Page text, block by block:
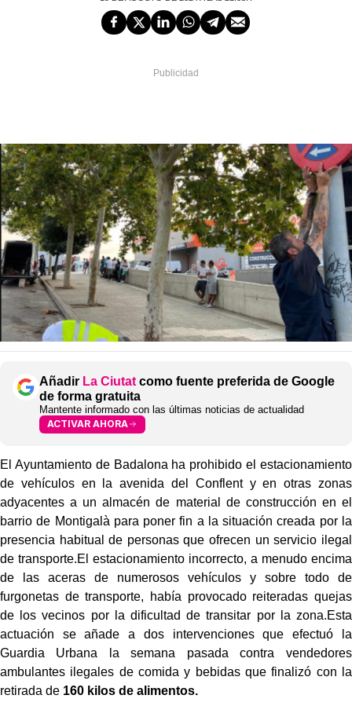
Añadir La Ciutat como fuente preferida de Google
de forma gratuita
Mantente informado con las últimas noticias de actualidad
ACTIVAR AHORA
El Ayuntamiento de Badalona ha prohibido el estacionamiento
de vehículos en la avenida del Conflent y en otras zonas
adyacentes a un almacén de material de construcción en el
barrio de Montigalà para poner fin a la situación creada por la
presencia habitual de personas que ofrecen un servicio ilegal
de transporte.El estacionamiento incorrecto, a menudo encima
de las aceras de numerosos vehículos y sobre todo de
furgonetas de transporte, había provocado reiteradas quejas
de los vecinos por la dificultad de transitar por la zona.Esta
actuación se añade a dos intervenciones que efectuó la
Guardia Urbana la semana pasada contra vendedores
ambulantes ilegales de comida y bebidas que finalizó con la
retirada de 160 kilos de alimentos.